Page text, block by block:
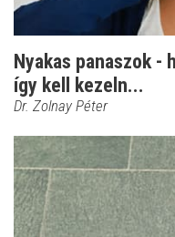
Nyakas panaszok -
így kell kezeln...
Dr. Zolnay Péter